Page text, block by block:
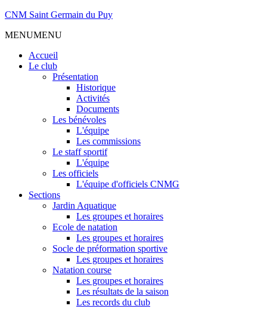
CNM Saint Germain du Puy
MENUMENU
Accueil
Le club
Présentation
Historique
Activités
Documents
Les bénévoles
L'équipe
Les commissions
Le staff sportif
L'équipe
Les officiels
L'équipe d'officiels CNMG
Sections
Jardin Aquatique
Les groupes et horaires
Ecole de natation
Les groupes et horaires
Socle de préformation sportive
Les groupes et horaires
Natation course
Les groupes et horaires
Les résultats de la saison
Les records du club